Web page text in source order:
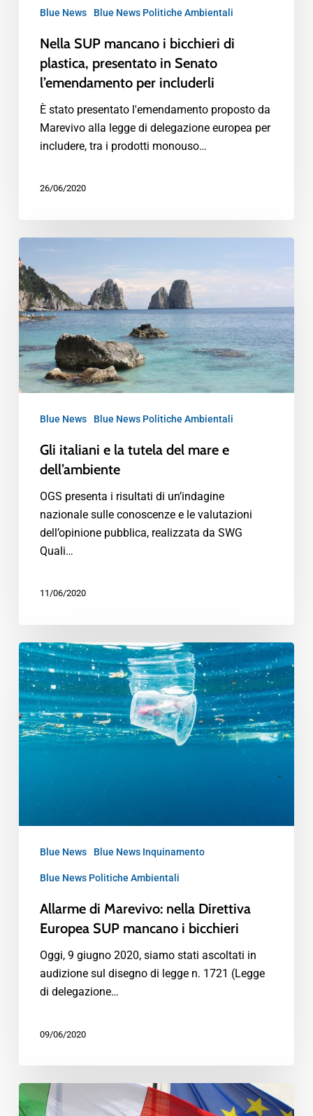
Blue News Blue News Politiche Ambientali
Nella SUP mancano i bicchieri di
plastica, presentato in Senato
l’emendamento per includerli
È stato presentato l'emendamento proposto da
Marevivo alla legge di delegazione europea per
includere, tra i prodotti monouso…
26/06/2020
Blue News Blue News Politiche Ambientali
Gli italiani e la tutela del mare e
dell’ambiente
OGS presenta i risultati di un’indagine
nazionale sulle conoscenze e le valutazioni
dell’opinione pubblica, realizzata da SWG
Quali…
11/06/2020
Blue News Blue News Inquinamento
Blue News Politiche Ambientali
Allarme di Marevivo: nella Direttiva
Europea SUP mancano i bicchieri
Oggi, 9 giugno 2020, siamo stati ascoltati in
audizione sul disegno di legge n. 1721 (Legge
di delegazione…
09/06/2020